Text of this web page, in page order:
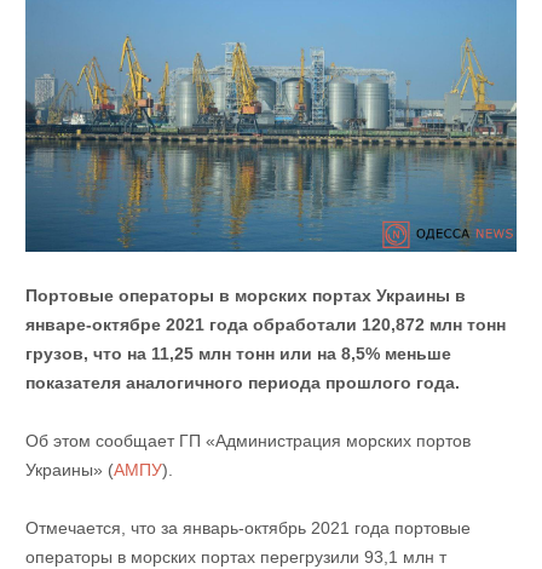
Портовые операторы в морских портах Украины в
январе-октябре 2021 года обработали 120,872 млн тонн
грузов, что на 11,25 млн тонн или на 8,5% меньше
показателя аналогичного периода прошлого года.
Об этом сообщает ГП «Администрация морских портов
Украины» (АМПУ).
Отмечается, что за январь-октябрь 2021 года портовые
операторы в морских портах перегрузили 93,1 млн т